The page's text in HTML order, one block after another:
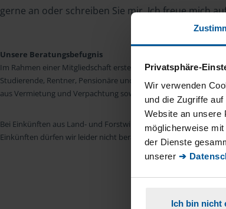
Privatsphäre-
Wir verwenden
und die Zugriffe
Website an unsere
möglicherweise
der Dienste
unserer ➔
Ich bin nicht
gerne an oder schreiben Sie mir. Ich freue mich
Unsere Beratungsbefugnis
Im Rahmen einer Mitgliedschaft erstellen wir die
Studierende, Rentner, Pensionäre und Unterhaltsempfänger
aus Vermietung und Verpachtung sowie Kapitalerträgen sind wir
Bei Einkünften aus Land- und Forstwirtschaft, aus
Einkünften dürfen wir leider nicht beraten.